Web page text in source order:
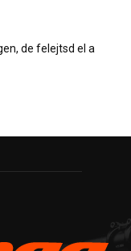
de felejtsd el a